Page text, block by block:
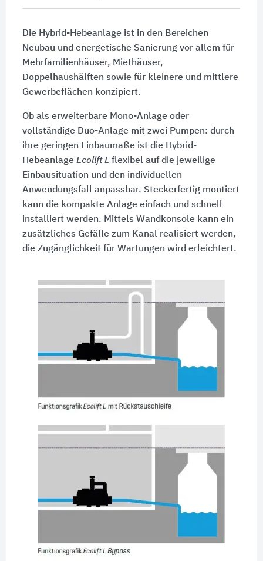
Die Hybrid-Hebeanlage ist in den Bereichen
Neubau und energetische Sanierung vor allem für
Mehrfamilienhäuser, Miethäuser,
Doppelhaushälften sowie für kleinere und mittlere
Gewerbeflächen konzipiert.
Ob als erweiterbare Mono-Anlage oder
vollständige Duo-Anlage mit zwei Pumpen: durch
ihre geringen Einbaumaße ist die Hybrid-
Hebeanlage Ecolift L flexibel auf die jeweilige
Einbausituation und den individuellen
Anwendungsfall anpassbar. Steckerfertig montiert
kann die kompakte Anlage einfach und schnell
installiert werden. Mittels Wandkonsole kann ein
zusätzliches Gefälle zum Kanal realisiert werden,
die Zugänglichkeit für Wartungen wird erleichtert.